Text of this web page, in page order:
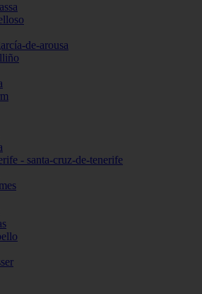
de-arousa
- santa-cruz-de-tenerife